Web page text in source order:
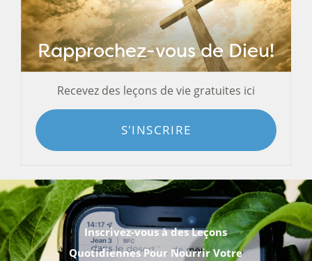
Rapprochez-vous de Dieu!
Recevez des leçons de vie gratuites ici
S'INSCRIRE
Inscrivez-vous à des Leçons
Quotidiennes Pour Nourrir Votre